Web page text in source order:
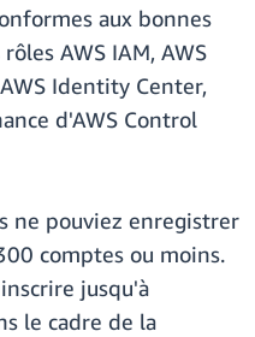
aux bonnes
AWS IAM, AWS
Identity Center,
d'AWS Control
ne pouviez enregistrer
comptes ou moins.
jusqu'à
le cadre de la